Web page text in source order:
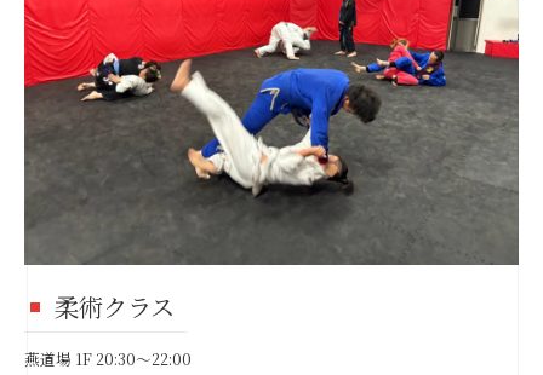
柔術クラス
燕道場 1F 20:30～22:00